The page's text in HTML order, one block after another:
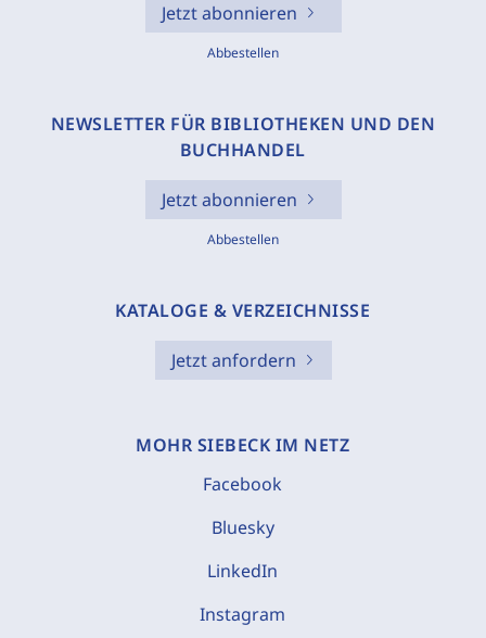
Jetzt abonnieren
Abbestellen
NEWSLETTER FÜR BIBLIOTHEKEN UND DEN
BUCHHANDEL
Jetzt abonnieren
Abbestellen
KATALOGE & VERZEICHNISSE
Jetzt anfordern
MOHR SIEBECK IM NETZ
Facebook
Bluesky
LinkedIn
Instagram